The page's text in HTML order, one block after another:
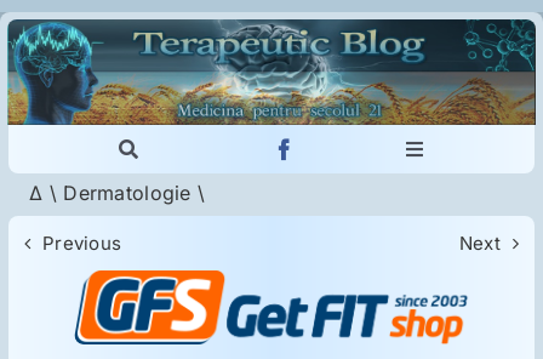
Skip
to
content
Toggle
Navigation
Cautare...
Toggle
Imunologie
Dermatologie
Δ \ Dermatologie \
Previous Next